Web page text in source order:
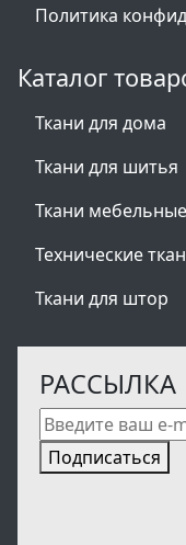
Политика
Каталог
Ткани для дома
Ткани для шитья
Ткани мебельные
Технические
Ткани для штор
РАССЫЛКА
Подписаться